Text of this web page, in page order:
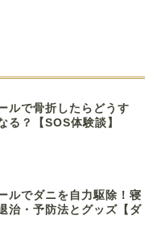
ルで骨折したらどうす
る？【SOS体験談】
ルでダニを自力駆除！寝
治・予防法とグッズ【ダ